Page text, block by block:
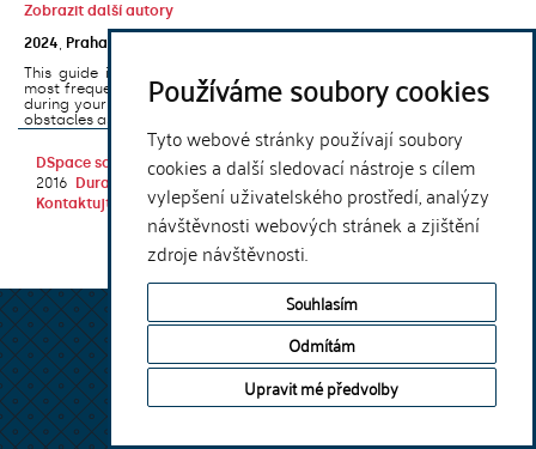
Používáme soubory cookies
Tyto webové stránky používají soubory
cookies a další sledovací nástroje s cílem
vylepšení uživatelského prostředí, analýzy
návštěvnosti webových stránek a zjištění
zdroje návštěvnosti.
Souhlasím
Odmítám
Upravit mé předvolby
Zobrazit další autory
2024
Praha
This guide introduces the e-learning support tools that are used
most frequently at Charles University and that you may encounter
during your studies. It will also help you to avoid the most common
obstacles associated ...
DSpace softwarecopyright © 2002-
2016
DuraSpace
Kontaktujte nás |Vyjádření názoru
Theme by